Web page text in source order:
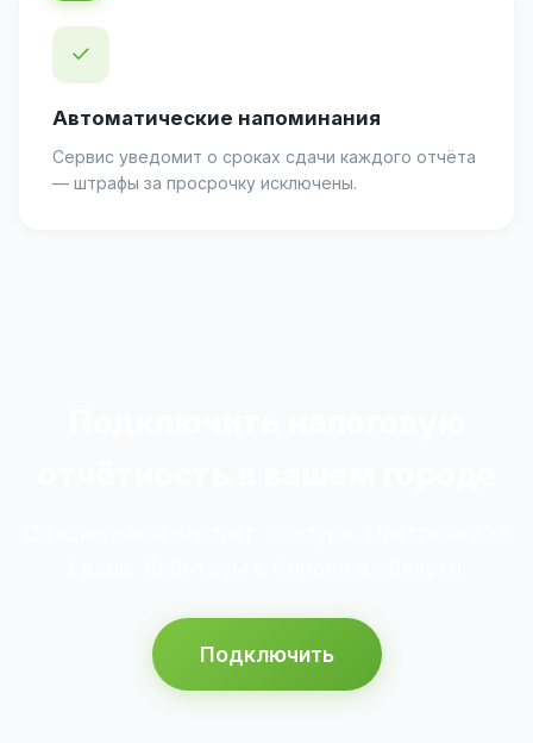
✓
Автоматические напоминания
Сервис уведомит о сроках сдачи каждого отчёта
— штрафы за просрочку исключены.
Подключить